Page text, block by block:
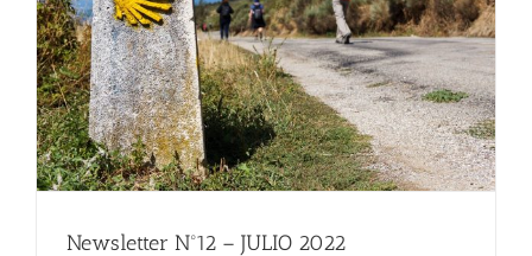
Newsletter Nº12 – JULIO 2022